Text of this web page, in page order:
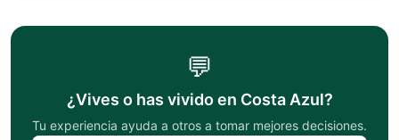
💬
¿Vives o has vivido en Costa Azul?
Tu experiencia ayuda a otros a tomar mejores decisiones.